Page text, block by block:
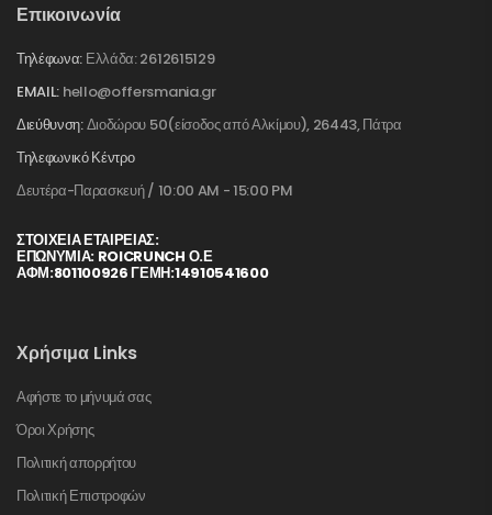
Επικοινωνία
Τηλέφωνα: Ελλάδα: 2612615129
EMAIL: hello@offersmania.gr
Διεύθυνση:Διοδώρου 50(είσοδος από Αλκίμου), 26443, Πάτρα
Τηλεφωνικό Κέντρο
Δευτέρα-Παρασκευή / 10:00 AM - 15:00 PM
ΣΤΟΙΧΕΊΑ ΕΤΑΙΡΕΊΑΣ:
ΕΠΩΝΥΜΙΑ: ROICRUNCH Ο.Ε
ΑΦΜ:801100926 ΓΕΜΗ:14910541600
Χρήσιμα Links
Αφήστε το μήνυμά σας
Όροι Χρήσης
Πολιτική απορρήτου
Πολιτική Επιστροφών